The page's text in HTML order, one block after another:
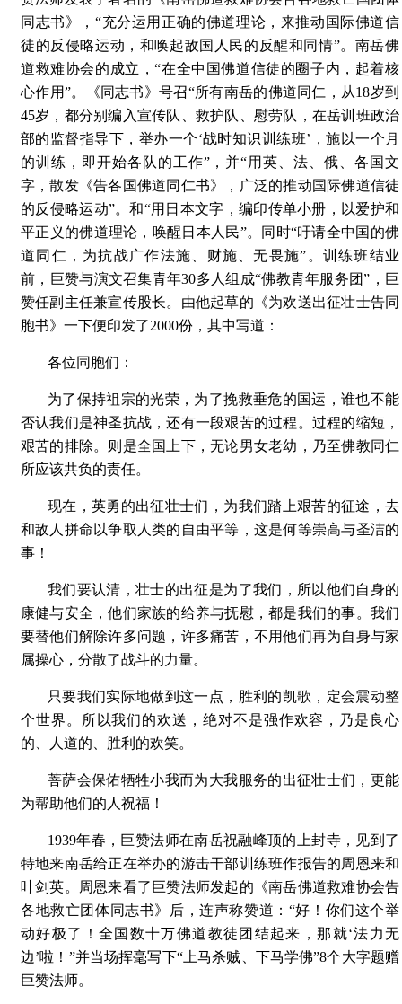
同志书》，“充分运用正确的佛道理论，来推动国际佛道信
徒的反侵略运动，和唤起敌国人民的反醒和同情”。南岳佛
道救难协会的成立，“在全中国佛道信徒的圈子内，起着核
心作用”。《同志书》号召“所有南岳的佛道同仁，从18岁到
45岁，都分别编入宣传队、救护队、慰劳队，在岳训班政治
部的监督指导下，举办一个‘战时知识训练班’，施以一个月
的训练，即开始各队的工作”，并“用英、法、俄、各国文
字，散发《告各国佛道同仁书》，广泛的推动国际佛道信徒
的反侵略运动”。和“用日本文字，编印传单小册，以爱护和
平正义的佛道理论，唤醒日本人民”。同时“吁请全中国的佛
道同仁，为抗战广作法施、财施、无畏施”。训练班结业
前，巨赞与演文召集青年30多人组成“佛教青年服务团”，巨
赞任副主任兼宣传股长。由他起草的《为欢送出征壮士告同
胞书》一下便印发了2000份，其中写道：
各位同胞们：
为了保持祖宗的光荣，为了挽救垂危的国运，谁也不能
否认我们是神圣抗战，还有一段艰苦的过程。过程的缩短，
艰苦的排除。则是全国上下，无论男女老幼，乃至佛教同仁
所应该共负的责任。
现在，英勇的出征壮士们，为我们踏上艰苦的征途，去
和敌人拼命以争取人类的自由平等，这是何等崇高与圣洁的
事！
我们要认清，壮士的出征是为了我们，所以他们自身的
康健与安全，他们家族的给养与抚慰，都是我们的事。我们
要替他们解除许多问题，许多痛苦，不用他们再为自身与家
属操心，分散了战斗的力量。
只要我们实际地做到这一点，胜利的凯歌，定会震动整
个世界。所以我们的欢送，绝对不是强作欢容，乃是良心
的、人道的、胜利的欢笑。
菩萨会保佑牺牲小我而为大我服务的出征壮士们，更能
为帮助他们的人祝福！
1939年春，巨赞法师在南岳祝融峰顶的上封寺，见到了
特地来南岳给正在举办的游击干部训练班作报告的周恩来和
叶剑英。周恩来看了巨赞法师发起的《南岳佛道救难协会告
各地救亡团体同志书》后，连声称赞道：“好！你们这个举
动好极了！全国数十万佛道教徒团结起来，那就‘法力无
边’啦！”并当场挥毫写下“上马杀贼、下马学佛”8个大字题赠
巨赞法师。